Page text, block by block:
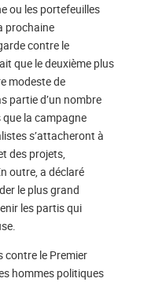
ou les portefeuilles
prochaine
contre le
que le deuxième plus
modeste de
partie d’un nombre
la campagne
s’attacheront à
des projets,
outre, a déclaré
le plus grand
les partis qui
contre le Premier
hommes politiques